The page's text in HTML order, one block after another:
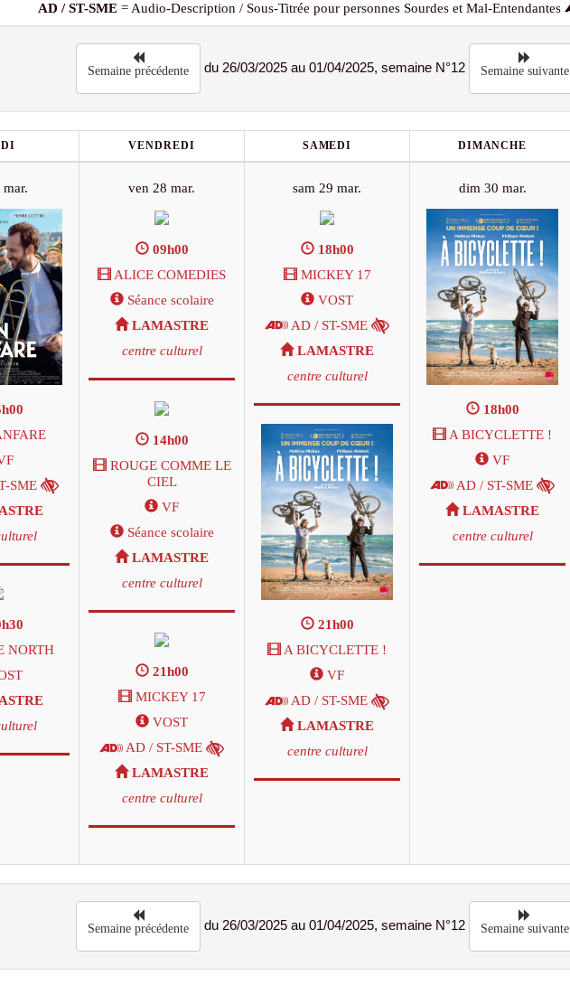
AD / ST-SME = Audio-Description / Sous-Titrée pour personnes Sourdes et Mal-Entendantes
Semaine précédente du 26/03/2025 au 01/04/2025, semaine N°12 Semaine suivante
VENDREDI SAMEDI DIMANCHE
SME
NORTH
ven 28 mar.
09h00
ALICE COMEDIES
Séance scolaire
LAMASTRE
centre culturel
14h00
ROUGE COMME LE
CIEL
VF
Séance scolaire
LAMASTRE
centre culturel
21h00
MICKEY 17
VOST
AD / ST-SME
LAMASTRE
centre culturel
sam 29 mar.
18h00
MICKEY 17
VOST
AD / ST-SME
LAMASTRE
centre culturel
21h00
A BICYCLETTE !
VF
AD / ST-SME
LAMASTRE
centre culturel
dim 30 mar.
18h00
A BICYCLETTE !
VF
AD / ST-SME
LAMASTRE
centre culturel
Semaine précédente du 26/03/2025 au 01/04/2025, semaine N°12 Semaine suivante